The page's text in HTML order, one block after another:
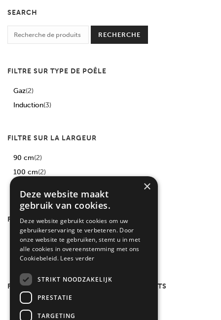
SEARCH
RECHERCHE
FILTRE SUR TYPE DE POÊLE
Gaz(2)
Induction(3)
FILTRE SUR LA LARGEUR
90 cm(2)
100 cm(2)
FILTRER PAR TYPE
Cookcentre(1)
Kensington(4)
FILTRER PAR NOMBRE DE COMPARTIMENTS
(5)
×
Deze website maakt
gebruik van cookies.
Deze website gebruikt cookies om uw
gebruikerservaring te verbeteren. Door
onze website te gebruiken, stemt u in met
alle cookies in overeenstemming met ons
Cookiebeleid. Lees verder
STRIKT NOODZAKELIJK
PRESTATIE
TARGETING